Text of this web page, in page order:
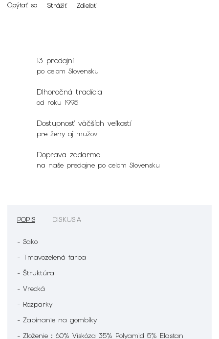
Opýtať sa Strážiť Zdieľať
13 predajní
po celom Slovensku
Dlhoročná tradícia
od roku 1995
Dostupnosť väčších veľkostí
pre ženy aj mužov
Doprava zadarmo
na naše predajne po celom Slovensku
POPIS DISKUSIA
- Sako
- Tmavozelená farba
- Štruktúra
- Vrecká
- Rozparky
- Zapínanie na gombíky
- Zloženie : 60% Viskóza 35% Polyamid 5% Elastan